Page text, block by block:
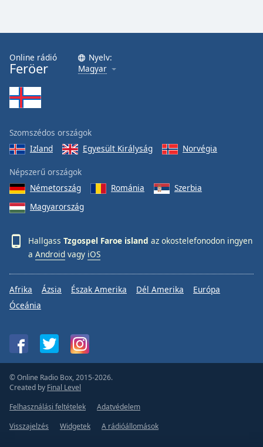
End
dialog
window.
Online rádió
Feröer
Nyelv:
Magyar
Szomszédos országok
Izland
Egyesült Királyság Norvégia
Népszerű országok
Németország
Románia
Szerbia
Magyarország
Hallgass Tzgospel Faroe island az okostelefonodon ingyen
a Android vagy iOS
Afrika Ázsia Észak Amerika Dél Amerika
Európa
Óceánia
© Online Radio Box, 2015-2026.
Created by Final Level
Felhasználási feltételek
Adatvédelem
Visszajelzés
Widgetek A rádióállomások